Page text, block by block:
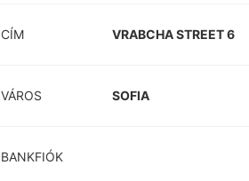
CÍM VRABCHA STREET 6
VÁROS SOFIA
BANKFIÓK